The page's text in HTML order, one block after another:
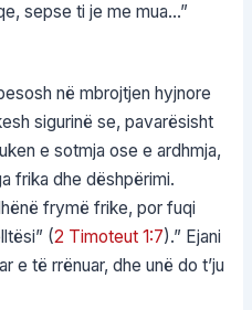
sepse ti je me mua…”
në mbrojtjen hyjnore
sigurinë se, pavarësisht
e sotmja ose e ardhmja,
frika dhe dëshpërimi.
frymë frike, por fuqi
(2 Timoteut 1:7).” Ejani
e të rrënuar, dhe unë do t’ju